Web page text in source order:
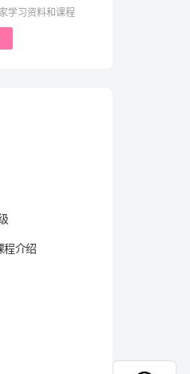
学习资料和课程
程介绍